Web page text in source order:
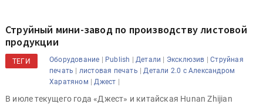
Струйный мини-завод по производству листовой
продукции
ТЕГИ Оборудование | Publish | Детали | Эксклюзив |Струйная
печать | листовая печать | Детали 2.0 с Александром
Харатяном | Джест |
В июле текущего года «Джест» и китайская Hunan Zhijian